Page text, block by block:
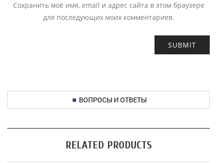
Сохранить моё имя, email и адрес сайта в этом браузере
для последующих моих комментариев.
ВОПРОСЫ И ОТВЕТЫ
RELATED PRODUCTS